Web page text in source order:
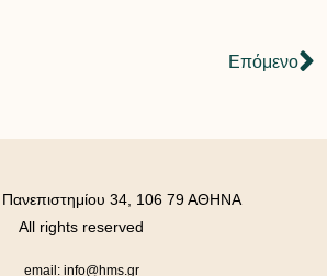
Επόμενο
email: info@hms.gr
Πανεπιστημίου 34, 106 79 ΑΘΗΝΑ
All rights reserved